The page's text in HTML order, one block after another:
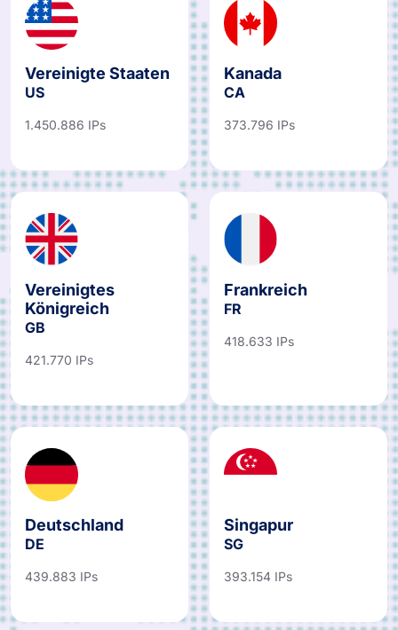
Vereinigte Staaten
US
1.450.886 IPs
Kanada
CA
373.796 IPs
Vereinigtes
Königreich
GB
421.770 IPs
Frankreich
FR
418.633 IPs
Deutschland
DE
439.883 IPs
Singapur
SG
393.154 IPs